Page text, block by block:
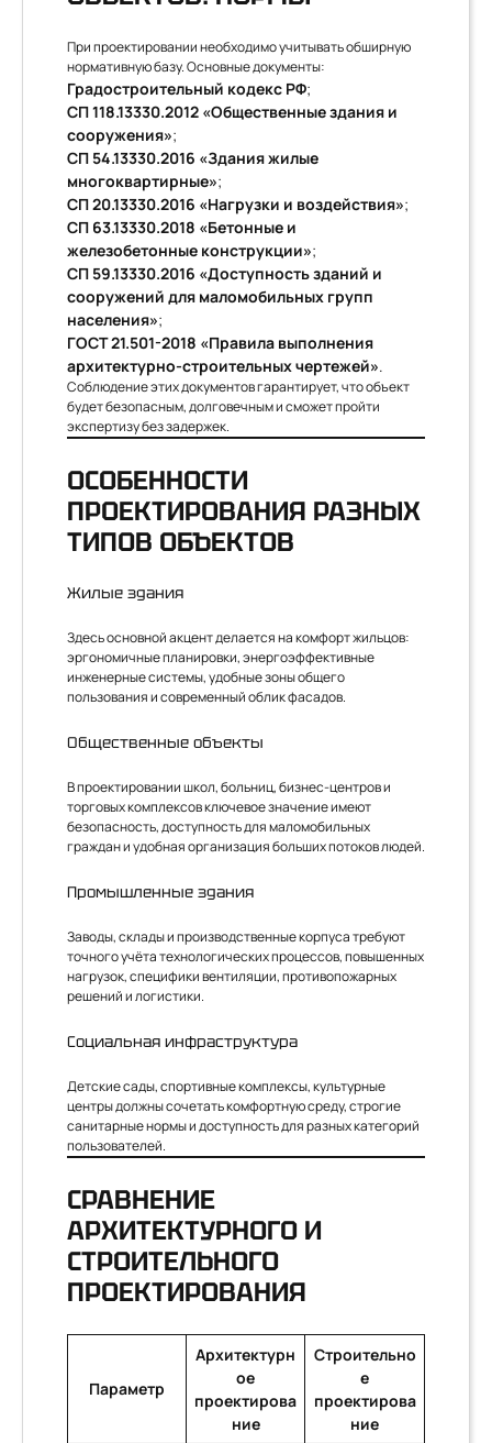
При проектировании необходимо учитывать обширную
нормативную базу. Основные документы:
Градостроительный кодекс РФ;
СП 118.13330.2012 «Общественные здания и
сооружения»;
СП 54.13330.2016 «Здания жилые
многоквартирные»;
СП 20.13330.2016 «Нагрузки и воздействия»;
СП 63.13330.2018 «Бетонные и
железобетонные конструкции»;
СП 59.13330.2016 «Доступность зданий и
сооружений для маломобильных групп
населения»;
ГОСТ 21.501-2018 «Правила выполнения
архитектурно-строительных чертежей».
Соблюдение этих документов гарантирует, что объект
будет безопасным, долговечным и сможет пройти
экспертизу без задержек.
ОСОБЕННОСТИ
ПРОЕКТИРОВАНИЯ РАЗНЫХ
ТИПОВ ОБЪЕКТОВ
Жилые здания
Здесь основной акцент делается на комфорт жильцов:
эргономичные планировки, энергоэффективные
инженерные системы, удобные зоны общего
пользования и современный облик фасадов.
Общественные объекты
В проектировании школ, больниц, бизнес-центров и
торговых комплексов ключевое значение имеют
безопасность, доступность для маломобильных
граждан и удобная организация больших потоков людей.
Промышленные здания
Заводы, склады и производственные корпуса требуют
точного учёта технологических процессов, повышенных
нагрузок, специфики вентиляции, противопожарных
решений и логистики.
Социальная инфраструктура
Детские сады, спортивные комплексы, культурные
центры должны сочетать комфортную среду, строгие
санитарные нормы и доступность для разных категорий
пользователей.
СРАВНЕНИЕ
АРХИТЕКТУРНОГО И
СТРОИТЕЛЬНОГО
ПРОЕКТИРОВАНИЯ
Параметр
Архитектурн
ое
проектирова
ние
Строительно
е
проектирова
ние